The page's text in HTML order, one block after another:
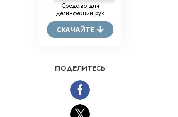
Средство для
дезинфекции рук
СКАЧАЙТЕ
ПОДЕЛИТЕСЬ